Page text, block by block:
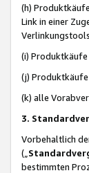
(h)
Link in einer
(i) Produktkäufe
(j) Produktkäufe
(k) alle
3.
Vorbehaltlich
(„
bestimmten